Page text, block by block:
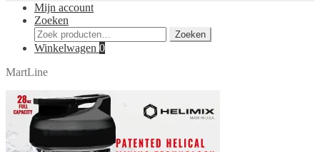
Mijn account
Zoeken
Zoeken
naar:
Zoeken
Winkelwagen 0
MartLine